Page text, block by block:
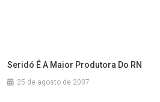
Seridó É A Maior Produtora Do RN
25 de agosto de 2007